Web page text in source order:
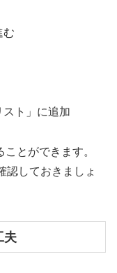
む
ト」に追加
とができます。
認しておきましょ
夫